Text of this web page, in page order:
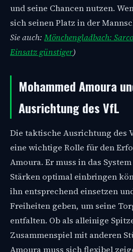
und seine Chancen nutzen.
sich seinen Platz in der
Sie auch: Mönchengladbach:
Einsatz günstiger)
Mohammed Amoura
Ausrichtung des VfL
Die taktische Ausrichtung des
eine wichtige Rolle für den
Amoura. Er muss in das
Stärken optimal einbringen
ihn entsprechend einsetzen
Freiheiten geben, um seine
entfalten. Ob als alleinige
Zusammenspiel mit anderen
Amoura muss sich flexibel